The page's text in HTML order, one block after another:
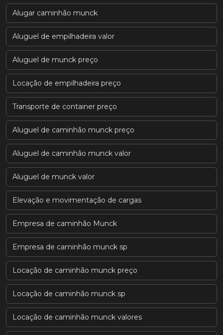
Alugar caminhão munck
Aluguel de empilhadeira valor
Aluguel de munck preço
Locação de empilhadeira preço
Transporte de container preço
Aluguel de caminhão munck preço
Aluguel de caminhão munck valor
Aluguel de munck valor
Elevação e movimentação de cargas
Empresa de caminhão Munck
Empresa de caminhão munck sp
Locação de caminhão munck preço
Locação de caminhão munck sp
Locação de caminhão munck valores